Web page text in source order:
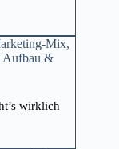
wirklich